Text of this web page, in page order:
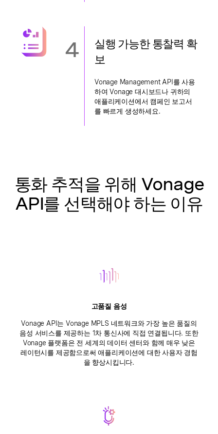
4
실행 가능한 통찰력 확
보
Vonage Management API를 사용
하여 Vonage 대시보드나 귀하의
애플리케이션에서 캠페인 보고서
를 빠르게 생성하세요.
통화 추적을 위해 Vonage
API를 선택해야 하는 이유
고품질 음성
Vonage API는 Vonage MPLS 네트워크와 가장 높은 품질의
음성 서비스를 제공하는 1차 통신사에 직접 연결됩니다. 또한
Vonage 플랫폼은 전 세계의 데이터 센터와 함께 매우 낮은
레이턴시를 제공함으로써 애플리케이션에 대한 사용자 경험
을 향상시킵니다.